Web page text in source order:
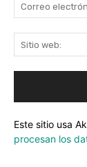
Este sitio usa
procesan los